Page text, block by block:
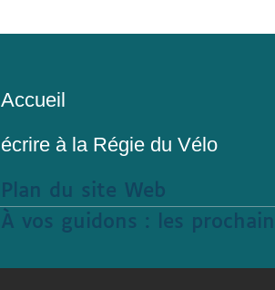
Accueil
écrire à la Régie du Vélo
Plan du site Web
À vos guidons : les